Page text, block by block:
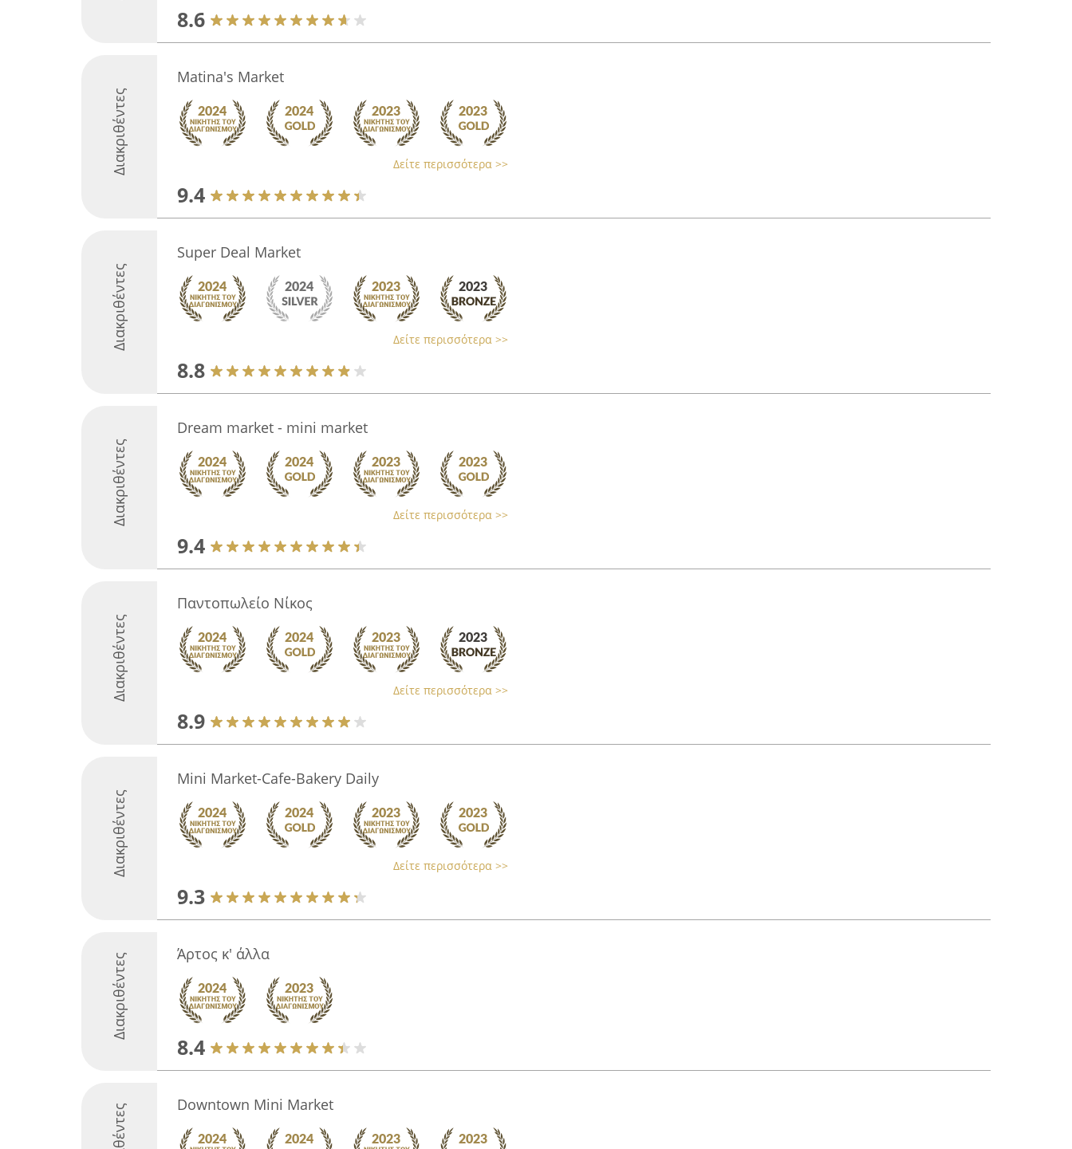
8.6
Διακριθέντες
Matina's Market
Δείτε περισσότερα >>
9.4
Διακριθέντες
Super Deal Market
Δείτε περισσότερα >>
8.8
Διακριθέντες
Dream market - mini market
Δείτε περισσότερα >>
9.4
Διακριθέντες
Παντοπωλείο Νίκος
Δείτε περισσότερα >>
8.9
Διακριθέντες
Mini Market-Cafe-Bakery Daily
Δείτε περισσότερα >>
9.3
Διακριθέντες Άρτος κ' άλλα
8.4
Downtown Mini Market